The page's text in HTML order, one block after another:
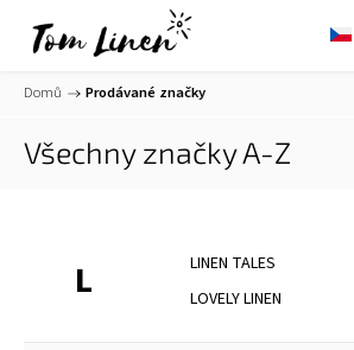
Domů / Prodávané značky
Všechny značky A-Z
L
LINEN TALES
LOVELY LINEN